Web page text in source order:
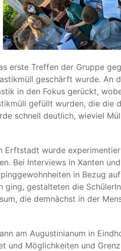
ers­te Tref­fen der Grup­pe
geschärft wur­de. An
in den Fokus gerückt,
gefüllt wur­den, die die
schnell deut­lich, wie­viel
Erft­stadt wur­de
Bei Inter­views in Xan­ten
in Bezug
gestal­te­ten die
die dem­nächst in der
am Augus­ti­nia­num in
und Mög­lich­kei­ten und